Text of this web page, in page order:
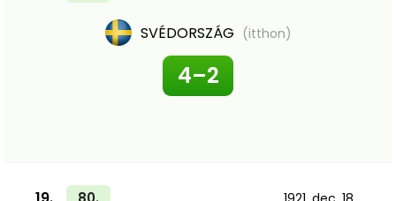
SVÉDORSZÁG (itthon)
4–2